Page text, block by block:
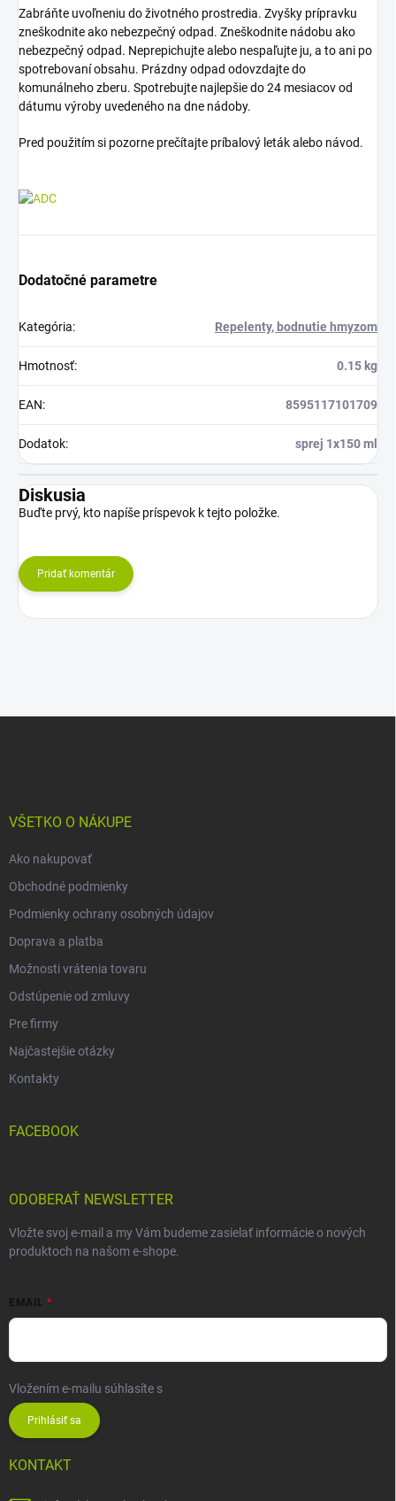
Zabráňte uvoľneniu do životného prostredia. Zvyšky prípravku
zneškodnite ako nebezpečný odpad. Zneškodnite nádobu ako
nebezpečný odpad. Neprepichujte alebo nespaľujte ju, a to ani po
spotrebovaní obsahu. Prázdny odpad odovzdajte do
komunálneho zberu. Spotrebujte najlepšie do 24 mesiacov od
dátumu výroby uvedeného na dne nádoby.
Pred použitím si pozorne prečítajte príbalový leták alebo návod.
Dodatočné parametre
Kategória: Repelenty, bodnutie hmyzom
Hmotnosť: 0.15 kg
EAN: 8595117101709
Dodatok: sprej 1x150 ml
Diskusia
Buďte prvý, kto napíše príspevok k tejto položke.
Pridať komentár
VŠETKO O NÁKUPE
Ako nakupovať
Obchodné podmienky
Podmienky ochrany osobných údajov
Doprava a platba
Možnosti vrátenia tovaru
Odstúpenie od zmluvy
Pre firmy
Najčastejšie otázky
Kontakty
FACEBOOK
ODOBERAŤ NEWSLETTER
Vložte svoj e-mail a my Vám budeme zasielať informácie o nových
produktoch na našom e-shope.
EMAIL
Vložením e-mailu súhlasíte s
Prihlásiť sa
KONTAKT